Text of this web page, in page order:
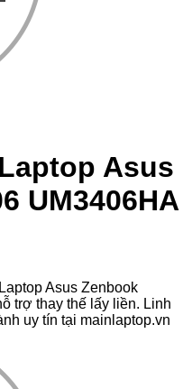
Asus
UM3406HA
Asus Zenbook
trợ thay thế lấy liền. Linh
uy tín tại mainlaptop.vn